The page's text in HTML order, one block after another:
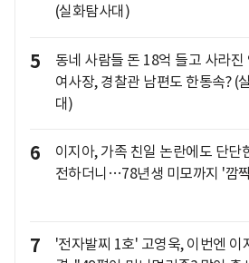
(실화탐사대)
5
동네 사람들 돈 18억 들고 사라진
여사장, 경찰관 남편도 한통속? (
대)
6
이지아, 가족 친일 논란에도 단단
전하더니…78년생 미모까지 '깜
7
'전자발찌 1호' 고영욱, 이번엔 이